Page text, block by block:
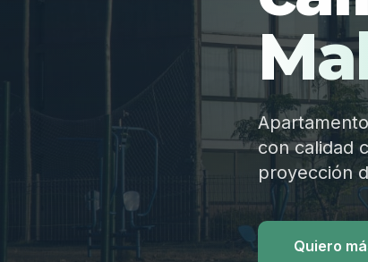
con calidad
proyección
Quiero